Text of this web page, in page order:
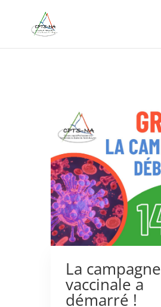
La campagne
vaccinale a
démarré !